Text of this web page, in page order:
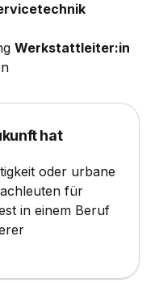
Werkstattleiter:in
hat
oder urbane
für
in einem Beruf